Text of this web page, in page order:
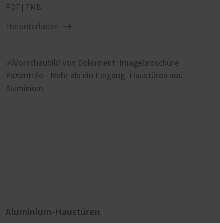
PDF | 7 MB
Herunterladen
Aluminium-Haustüren